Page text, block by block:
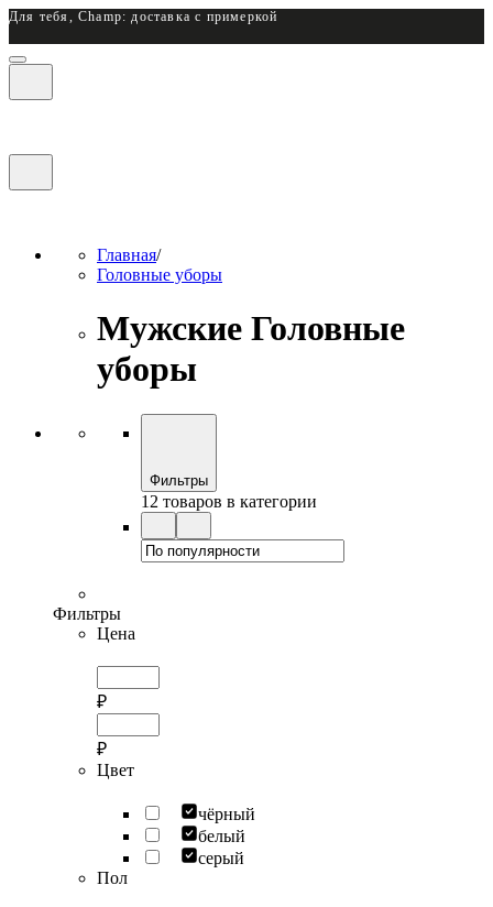
Для тебя, Champ: доставка с примеркой
Главная/
Головные уборы
Мужские Головные
уборы
Фильтры
12 товаров в категории
Фильтры
Цена
₽
₽
Цвет
чёрный
белый
серый
Пол